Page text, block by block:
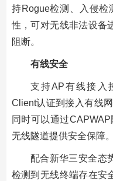
持Rogue检测、入侵检
性，可对无线非法设备
阻断。
有线安全
支持AP有线接入
Client认证到接入有线
同时可以通过
无线隧道提供安全保障。
配合新华三安全态
检测到无线终端存在安